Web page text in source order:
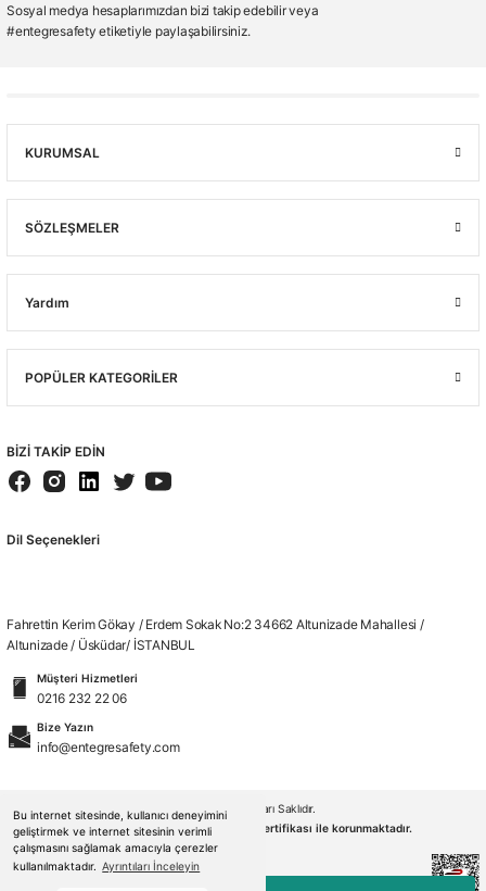
Bu internet sitesinde, kullanıcı deneyimini
geliştirmek ve internet sitesinin verimli
çalışmasını sağlamak amacıyla çerezler
kullanılmaktadır. Ayrıntıları İnceleyin
Sosyal medya hesaplarımızdan bizi takip edebilir veya
#entegresafety etiketiyle paylaşabilirsiniz.
KURUMSAL
SÖZLEŞMELER
Yardım
POPÜLER KATEGORİLER
BİZİ TAKİP EDİN
Dil Seçenekleri
Fahrettin Kerim Gökay / Erdem Sokak No:2 34662 Altunizade Mahallesi /
Altunizade / Üsküdar/ İSTANBUL
Müşteri Hizmetleri
0216 232 22 06
Bize Yazın
info@entegresafety.com
© 2026. Tüm Hakları Saklıdır.
Kredi kartı bilgileriniz 256bit SSL sertifikası ile korunmaktadır.